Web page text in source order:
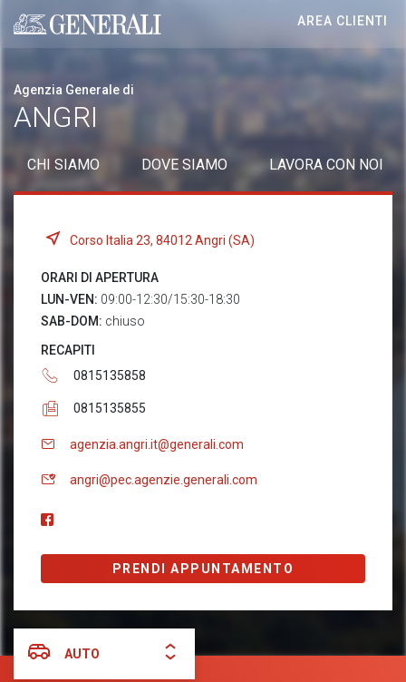
Generali logo
AREA CLIENTI
Agenzia Generale di
ANGRI
CHI SIAMO DOVE SIAMO LAVORA CON NOI
Corso Italia 23, 84012 Angri (SA)
ORARI DI APERTURA
LUN-VEN: 09:00-12:30/15:30-18:30
SAB-DOM: chiuso
RECAPITI
0815135858
0815135855
agenzia.angri.it@generali.com
angri@pec.agenzie.generali.com
PRENDI APPUNTAMENTO
AUTO